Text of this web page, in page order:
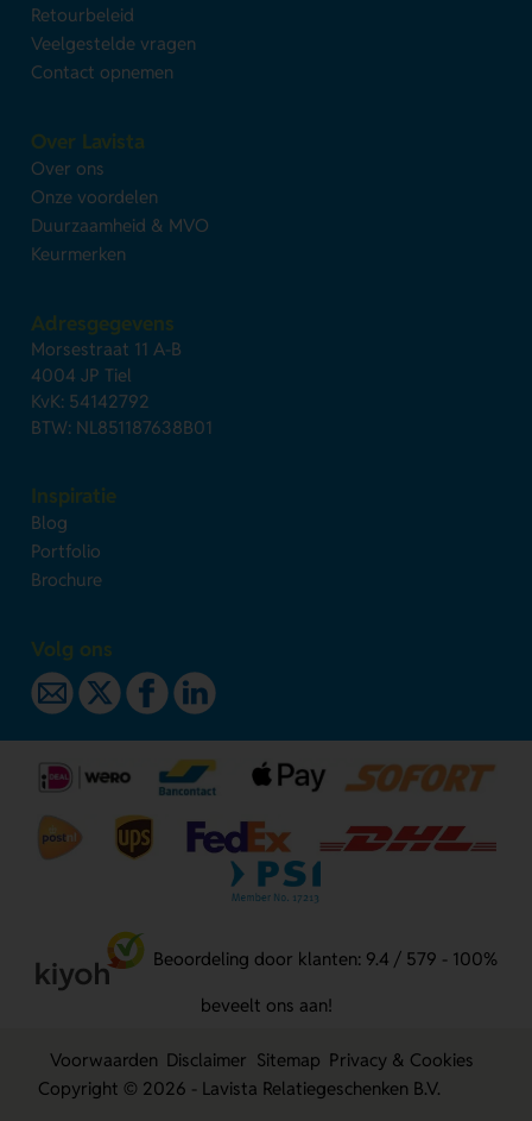
Retourbeleid
Veelgestelde vragen
Contact opnemen
Over Lavista
Over ons
Onze voordelen
Duurzaamheid & MVO
Keurmerken
Adresgegevens
Morsestraat 11 A-B
4004 JP Tiel
KvK: 54142792
BTW: NL851187638B01
Inspiratie
Blog
Portfolio
Brochure
Volg ons
Beoordeling door klanten: 9.4 / 579 - 100%
beveelt ons aan!
Voorwaarden Disclaimer Sitemap Privacy & Cookies
Copyright © 2026 - Lavista Relatiegeschenken B.V.